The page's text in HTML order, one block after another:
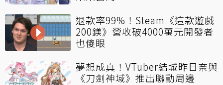
退款率99%！Steam《這款遊戲
200鎂》營收破4000萬元開發者
也傻眼
夢想成真！VTuber結城昨日奈與
《刀劍神域》推出聯動周邊